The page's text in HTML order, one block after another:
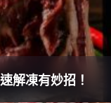
解凍有妙招！